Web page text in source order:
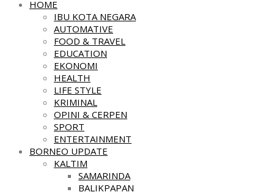
HOME
IBU KOTA NEGARA
AUTOMATIVE
FOOD & TRAVEL
EDUCATION
EKONOMI
HEALTH
LIFE STYLE
KRIMINAL
OPINI & CERPEN
SPORT
ENTERTAINMENT
BORNEO UPDATE
KALTIM
SAMARINDA
BALIKPAPAN